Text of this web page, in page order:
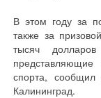
В этом году за
также за
тысяч
спорта,
Калининград.